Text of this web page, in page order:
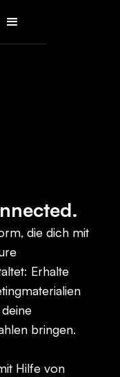
die dich mit
Erhalte
bringen.
Hilfe von